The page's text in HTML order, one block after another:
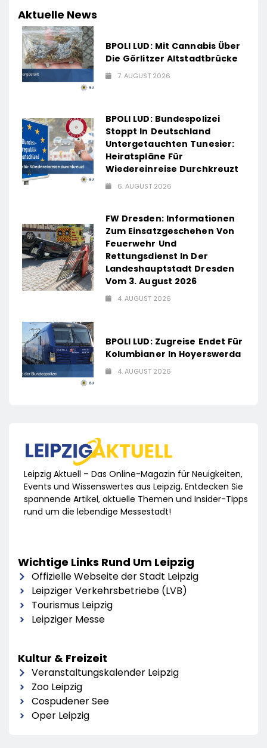
Aktuelle News
BPOLI LUD: Mit Cannabis Über
Die Görlitzer Altstadtbrücke
7. AUGUST 2026
BPOLI LUD: Bundespolizei
Stoppt In Deutschland
Untergetauchten Tunesier:
Heiratspläne Für
Wiedereinreise Durchkreuzt
6. AUGUST 2026
FW Dresden: Informationen
Zum Einsatzgeschehen Von
Feuerwehr Und
Rettungsdienst In Der
Landeshauptstadt Dresden
Vom 3. August 2026
4. AUGUST 2026
BPOLI LUD: Zugreise Endet Für
Kolumbianer In Hoyerswerda
4. AUGUST 2026
Leipzig Aktuell – Das Online-Magazin für Neuigkeiten,
Events und Wissenswertes aus Leipzig. Entdecken Sie
spannende Artikel, aktuelle Themen und Insider-Tipps
rund um die lebendige Messestadt!
Wichtige Links Rund Um Leipzig
Offizielle Webseite der Stadt Leipzig
Leipziger Verkehrsbetriebe (LVB)
Tourismus Leipzig
Leipziger Messe
Kultur & Freizeit
Veranstaltungskalender Leipzig
Zoo Leipzig
Cospudener See
Oper Leipzig